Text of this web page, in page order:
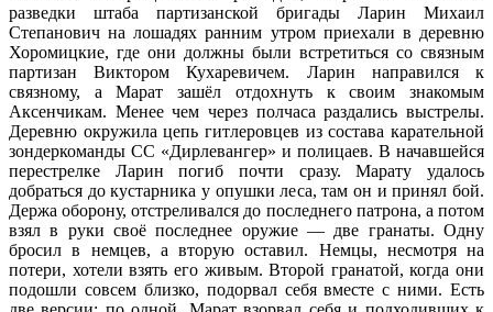
разведки штаба партизанской бригады Ларин Михаил
Степанович на лошадях ранним утром приехали в деревню
Хоромицкие, где они должны были встретиться со связным
партизан Виктором Кухаревичем. Ларин направился к
связному, а Марат зашёл отдохнуть к своим знакомым
Аксенчикам. Менее чем через полчаса раздались выстрелы.
Деревню окружила цепь гитлеровцев из состава карательной
зондеркоманды СС «Дирлевангер» и полицаев. В начавшейся
перестрелке Ларин погиб почти сразу. Марату удалось
добраться до кустарника у опушки леса, там он и принял бой.
Держа оборону, отстреливался до последнего патрона, а потом
взял в руки своё последнее оружие — две гранаты. Одну
бросил в немцев, а вторую оставил. Немцы, несмотря на
потери, хотели взять его живым. Второй гранатой, когда они
подошли совсем близко, подорвал себя вместе с ними. Есть